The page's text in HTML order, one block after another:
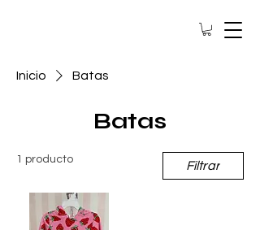
Inicio Batas
Batas
1 producto Filtrar